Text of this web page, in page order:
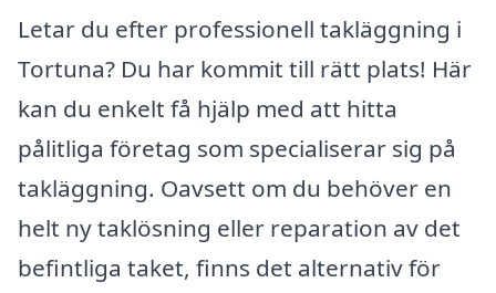
Letar du efter professionell takläggning i
Tortuna? Du har kommit till rätt plats! Här
kan du enkelt få hjälp med att hitta
pålitliga företag som specialiserar sig på
takläggning. Oavsett om du behöver en
helt ny taklösning eller reparation av det
befintliga taket, finns det alternativ för